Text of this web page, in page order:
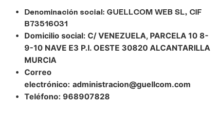
Denominación social: GUELLCOM WEB SL, CIF
B73516031
Domicilio social: C/ VENEZUELA, PARCELA 10 8-
9-10 NAVE E3 P.I. OESTE 30820 ALCANTARILLA
MURCIA
Correo
electrónico: administracion@guellcom.com
Teléfono: 968907828